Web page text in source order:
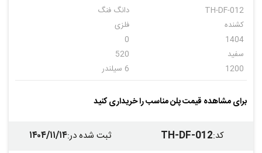
TH-DF-012
دانگ فنگ
کشنده
فلزی
1404
0
سفید
520
1200
6 سیلندر
برای مشاهده قیمت پلن مناسب را خریداری کنید
کد:
TH-DF-012 ثبت شده در:۱۴۰۴/۱۱/۱۴